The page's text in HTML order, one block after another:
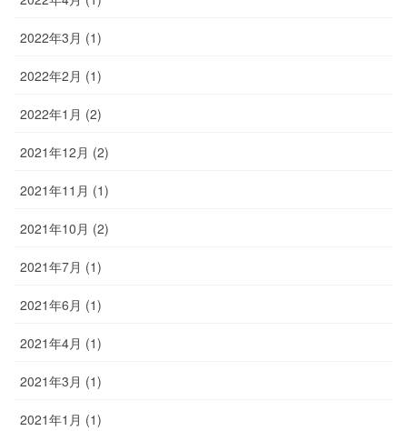
2022年3月 (1)
2022年2月 (1)
2022年1月 (2)
2021年12月 (2)
2021年11月 (1)
2021年10月 (2)
2021年7月 (1)
2021年6月 (1)
2021年4月 (1)
2021年3月 (1)
2021年1月 (1)